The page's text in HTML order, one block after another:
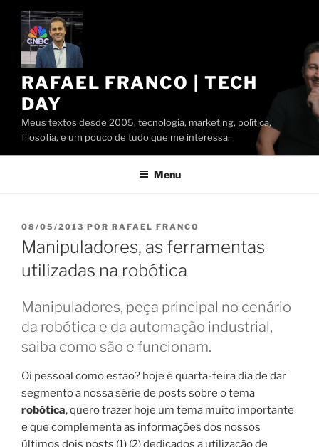
Pular
conteúdo
RAFAEL FRANCO | TECH
DAY
Meus textos desde 2005, tecnologia, marketing, política,
filosofia, e um pouco de tudo que me interessa.
Menu
PUBLICADO
EM
08/05/2013 POR RAFAEL FRANCO
Manipuladores, as ferramentas
utilizadas na robótica
Manipuladores, peça principal no cenário
da robótica e da automação industrial,
saiba como são e funcionam.
Oi pessoal como estão? hoje é quarta-feira dia de dar
segmento a nossa série de posts sobre o tema
robótica, quero trazer hoje um tema muito importante
e que complementa as informações dos nossos
últimos dois posts (1) (2)dedicados a utilização de